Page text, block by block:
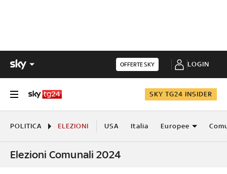
OFFERTE SKY LOGIN
SKY TG24 INSIDER
POLITICA ELEZIONI USA Italia Europee
Elezioni Comunali 2024